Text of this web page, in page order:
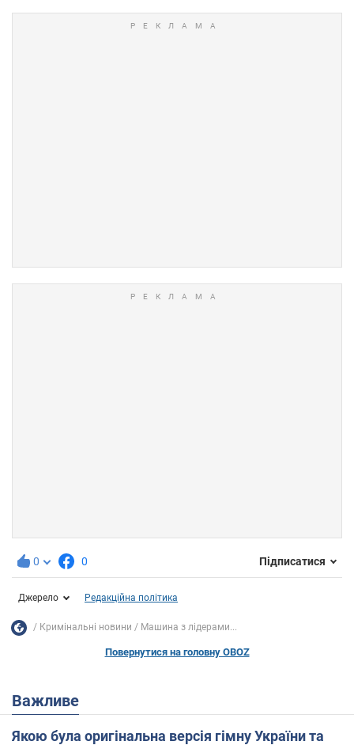
0 0 Підписатися
Джерело Редакційна політика
Кримінальні новини Машина з лідерами...
Повернутися на головну OBOZ
Важливе
Якою була оригінальна версія гімну України та